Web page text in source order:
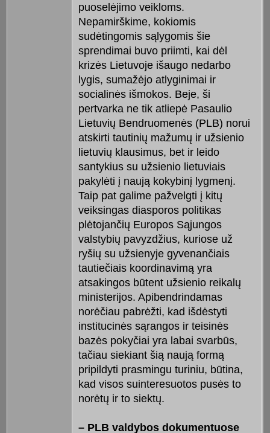
puoselėjimo veikloms.
Nepamirškime, kokiomis
sudėtingomis sąlygomis šie
sprendimai buvo priimti, kai dėl
krizės Lietuvoje išaugo nedarbo
lygis, sumažėjo atlyginimai ir
socialinės išmokos. Beje, ši
pertvarka ne tik atliepė Pasaulio
Lietuvių Bendruomenės (PLB) norui
atskirti tautinių mažumų ir užsienio
lietuvių klausimus, bet ir leido
santykius su užsienio lietuviais
pakylėti į naują kokybinį lygmenį.
Taip pat galime pažvelgti į kitų
veiksingas diasporos politikas
plėtojančių Europos Sąjungos
valstybių pavyzdžius, kuriose už
ryšių su užsienyje gyvenančiais
tautiečiais koordinavimą yra
atsakingos būtent užsienio reikalų
ministerijos. Apibendrindamas
norėčiau pabrėžti, kad išdėstyti
institucinės sąrangos ir teisinės
bazės pokyčiai yra labai svarbūs,
tačiau siekiant šią naują formą
pripildyti prasmingu turiniu, būtina,
kad visos suinteresuotos pusės to
norėtų ir to siektų.
– PLB valdybos dokumentuose